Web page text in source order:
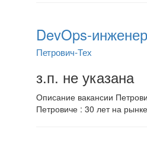
DevOps-
Петрович-Тех
з.п. не указана
Описание вакансии
Петровиче : 30 лет на